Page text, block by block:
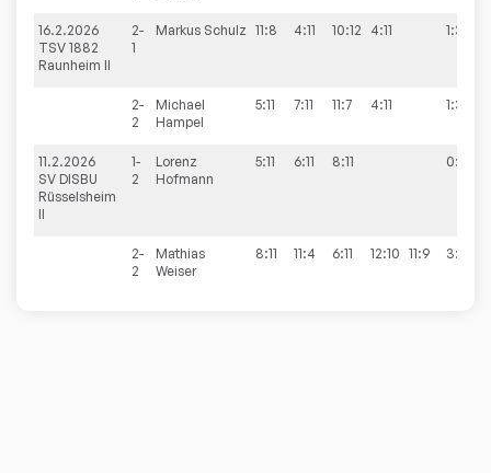
16.2.2026
TSV 1882
Raunheim II
2-
1
Markus Schulz 11:8 4:11 10:12 4:11 1:3
2-
2
Michael
Hampel
5:11 7:11 11:7 4:11 1:3
11.2.2026
SV DISBU
Rüsselsheim
II
1-
2
Lorenz
Hofmann
5:11 6:11 8:11 0:3
2-
2
Mathias
Weiser
8:11 11:4 6:11 12:10 11:9 3:2